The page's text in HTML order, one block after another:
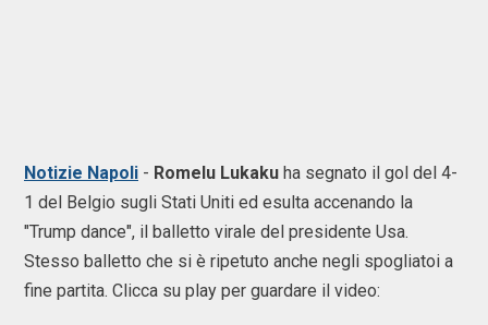
Notizie Napoli - Romelu Lukaku ha segnato il gol del 4-
1 del Belgio sugli Stati Uniti ed esulta accenando la
"Trump dance", il balletto virale del presidente Usa.
Stesso balletto che si è ripetuto anche negli spogliatoi a
fine partita. Clicca su play per guardare il video: